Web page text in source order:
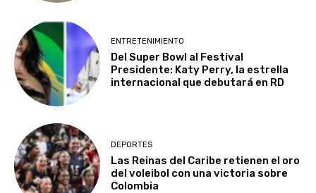
ENTRETENIMIENTO
Del Super Bowl al Festival
Presidente: Katy Perry, la estrella
internacional que debutará en RD
DEPORTES
Las Reinas del Caribe retienen el oro
del voleibol con una victoria sobre
Colombia